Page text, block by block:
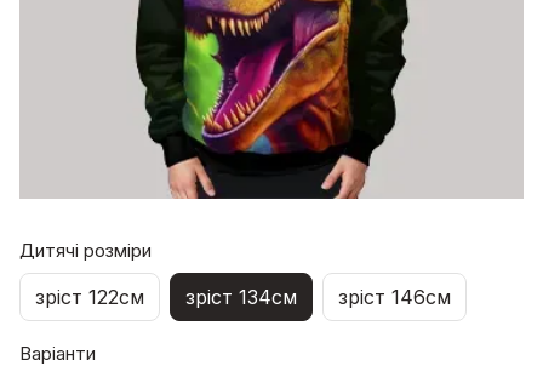
Дитячі розміри
зріст 122см зріст 134см зріст 146см
Варіанти